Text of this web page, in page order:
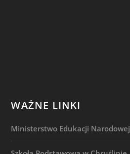
WAŻNE LINKI
Ministerstwo Edukacji Narodowej